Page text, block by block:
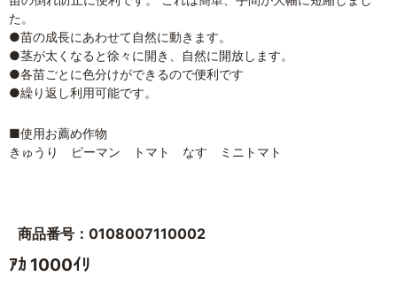
た。
●苗の成長にあわせて自然に動きます。
●茎が太くなると徐々に開き、自然に開放します。
●各苗ごとに色分けができるので便利です
●繰り返し利用可能です。
■使用お薦め作物
きゅうり ピーマン トマト なす ミニトマト
商品番号：0108007110002
ｱｶ 1000ｲﾘ